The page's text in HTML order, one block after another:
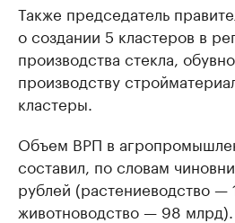
Также председатель
о создании 5 кластеров в
производства стекла,
производству
кластеры.
Объем ВРП в
составил, по словам
рублей (растениеводство —
животноводство — 98 млрд).